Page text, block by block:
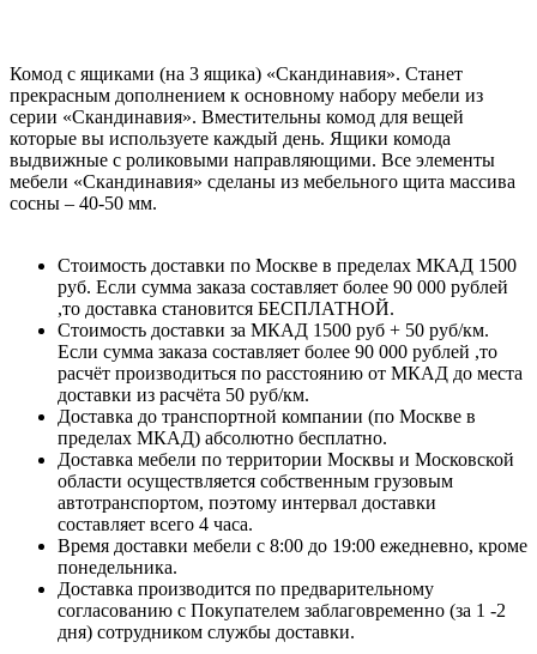
Комод с ящиками (на 3 ящика) «Скандинавия». Станет
прекрасным дополнением к основному набору мебели из
серии «Скандинавия». Вместительны комод для вещей
которые вы используете каждый день. Ящики комода
выдвижные с роликовыми направляющими. Все элементы
мебели «Скандинавия» сделаны из мебельного щита массива
сосны – 40-50 мм.
Стоимость доставки по Москве в пределах МКАД 1500
руб. Если сумма заказа составляет более 90 000 рублей
,то доставка становится БЕСПЛАТНОЙ.
Стоимость доставки за МКАД 1500 руб + 50 руб/км.
Если сумма заказа составляет более 90 000 рублей ,то
расчёт производиться по расстоянию от МКАД до места
доставки из расчёта 50 руб/км.
Доставка до транспортной компании (по Москве в
пределах МКАД) абсолютно бесплатно.
Доставка мебели по территории Москвы и Московской
области осуществляется собственным грузовым
автотранспортом, поэтому интервал доставки
составляет всего 4 часа.
Время доставки мебели с 8:00 до 19:00 ежедневно, кроме
понедельника.
Доставка производится по предварительному
согласованию с Покупателем заблаговременно (за 1 -2
дня) сотрудником службы доставки.